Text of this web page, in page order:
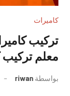
كاميرات
معلم تركيب
بواسطة riwan